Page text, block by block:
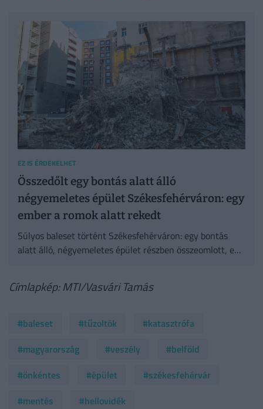
EZ IS ÉRDEKELHET
Összedőlt egy bontás alatt álló
négyemeletes épület Székesfehérváron: egy
ember a romok alatt rekedt
Súlyos baleset történt Székesfehérváron: egy bontás
alatt álló, négyemeletes épület részben összeomlott, egy
Címlapkép: MTI/Vasvári Tamás
#baleset #tűzoltók
#katasztrófa
#magyarország
#veszély
#belföld
#önkéntes
#épület
#székesfehérvár
#mentés
#hellovidék